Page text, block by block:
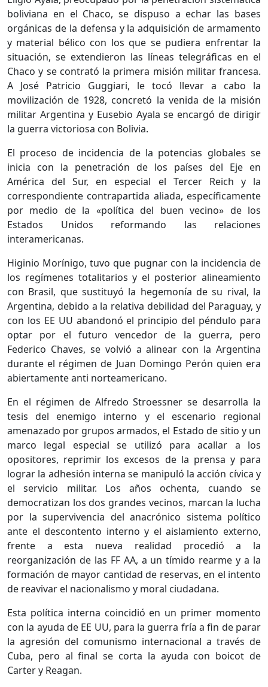
boliviana en el Chaco, se dispuso a echar las bases
orgánicas de la defensa y la adquisición de armamento
y material bélico con los que se pudiera enfrentar la
situación, se extendieron las líneas telegráficas en el
Chaco y se contrató la primera misión militar francesa.
A José Patricio Guggiari, le tocó llevar a cabo la
movilización de 1928, concretó la venida de la misión
militar Argentina y Eusebio Ayala se encargó de dirigir
la guerra victoriosa con Bolivia.
El proceso de incidencia de la potencias globales se
inicia con la penetración de los países del Eje en
América del Sur, en especial el Tercer Reich y la
correspondiente contrapartida aliada, específicamente
por medio de la «política del buen vecino» de los
Estados Unidos reformando las relaciones
interamericanas.
Higinio Morínigo, tuvo que pugnar con la incidencia de
los regímenes totalitarios y el posterior alineamiento
con Brasil, que sustituyó la hegemonía de su rival, la
Argentina, debido a la relativa debilidad del Paraguay, y
con los EE UU abandonó el principio del péndulo para
optar por el futuro vencedor de la guerra, pero
Federico Chaves, se volvió a alinear con la Argentina
durante el régimen de Juan Domingo Perón quien era
abiertamente anti norteamericano.
En el régimen de Alfredo Stroessner se desarrolla la
tesis del enemigo interno y el escenario regional
amenazado por grupos armados, el Estado de sitio y un
marco legal especial se utilizó para acallar a los
opositores, reprimir los excesos de la prensa y para
lograr la adhesión interna se manipuló la acción cívica y
el servicio militar. Los años ochenta, cuando se
democratizan los dos grandes vecinos, marcan la lucha
por la supervivencia del anacrónico sistema político
ante el descontento interno y el aislamiento externo,
frente a esta nueva realidad procedió a la
reorganización de las FF AA, a un tímido rearme y a la
formación de mayor cantidad de reservas, en el intento
de reavivar el nacionalismo y moral ciudadana.
Esta política interna coincidió en un primer momento
con la ayuda de EE UU, para la guerra fría a fin de parar
la agresión del comunismo internacional a través de
Cuba, pero al final se corta la ayuda con boicot de
Carter y Reagan.